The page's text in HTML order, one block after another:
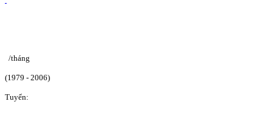
/tháng
(1979 - 2006)
Tuyển: